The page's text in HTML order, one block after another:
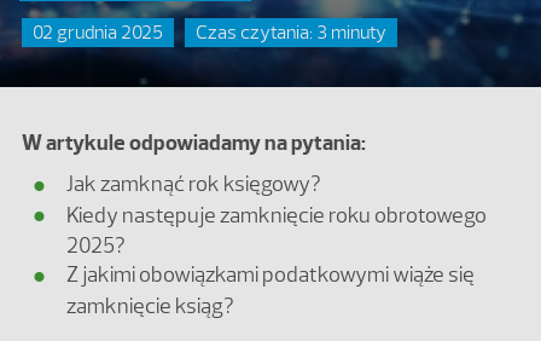
02 grudnia 2025 Czas czytania: 3 minuty
W artykule odpowiadamy na pytania:
Jak zamknąć rok księgowy?
Kiedy następuje zamknięcie roku obrotowego
2025?
Z jakimi obowiązkami podatkowymi wiąże się
zamknięcie ksiąg?